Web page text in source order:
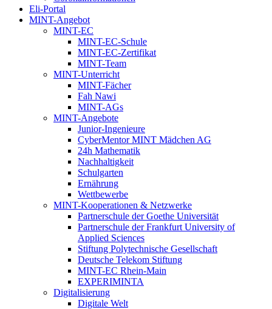
Eli-Portal
MINT-Angebot
MINT-EC
MINT-EC-Schule
MINT-EC-Zertifikat
MINT-Team
MINT-Unterricht
MINT-Fächer
Fah Nawi
MINT-AGs
MINT-Angebote
Junior-Ingenieure
CyberMentor MINT Mädchen AG
24h Mathematik
Nachhaltigkeit
Schulgarten
Ernährung
Wettbewerbe
MINT-Kooperationen & Netzwerke
Partnerschule der Goethe Universität
Partnerschule der Frankfurt University of
Applied Sciences
Stiftung Polytechnische Gesellschaft
Deutsche Telekom Stiftung
MINT-EC Rhein-Main
EXPERIMINTA
Digitalisierung
Digitale Welt